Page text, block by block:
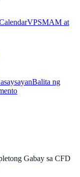
VPSMAM at
Balita ng
Gabay sa CFD